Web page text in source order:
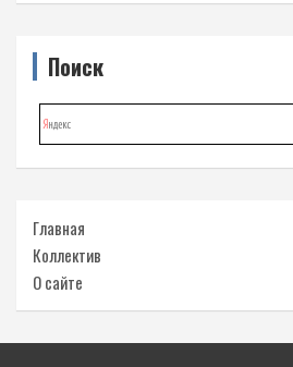
Поиск
Главная
Коллектив
О сайте